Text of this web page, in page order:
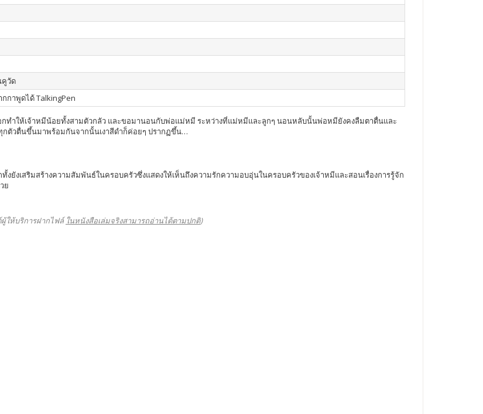
คูวัด
กาพูดได้ TalkingPen
ทำให้เจ้าหมีน้อยทั้งสามตัวกลัว และขอมานอนกับพ่อแม่หมี ระหว่างที่แม่หมีและลูกๆ นอนหลับนั้นพ่อหมียังคงลืมตาตื่นและ
กตัวตื่นขึ้นมาพร้อมกันจากนั้นเงาสีดำก็ค่อยๆ ปรากฏขึ้น…
ยังเสริมสร้างความสัมพันธ์ในครอบครัวซึ่งแสดงให้เห็นถึงความรักความอบอุ่นในครอบครัวของเจ้าหมีและสอนเรื่องการรู้จัก
ย
ให้บริการฝากไฟล์ ในหนังสือเล่มจริงสามารถอ่านได้ตามปกติ)